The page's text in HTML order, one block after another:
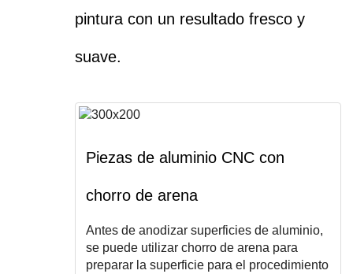
pintura con un resultado fresco y
suave.
Piezas de aluminio CNC con
chorro de arena
Antes de anodizar superficies de aluminio,
se puede utilizar chorro de arena para
preparar la superficie para el procedimiento